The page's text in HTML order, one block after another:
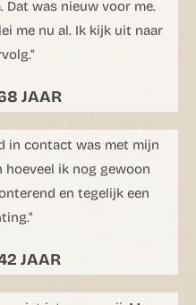
Dat was nieuw voor me.
me nu al. Ik kijk uit naar
JAAR
in contact was met mijn
hoeveel ik nog gewoon
en tegelijk een
JAAR